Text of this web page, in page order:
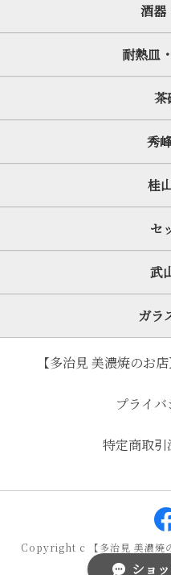
酒器
耐熱皿
茶
秀
桂
セ
武
ガラ
【多治見 美濃焼のお
プライ
特定商取
Copyright c 【多治見 美濃焼
ショ